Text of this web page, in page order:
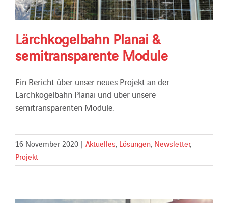
Lärchkogelbahn Planai &
semitransparente Module
Ein Bericht über unser neues Projekt an der
Lärchkogelbahn Planai und über unsere
semitransparenten Module.
16 November 2020 | Aktuelles, Lösungen, Newsletter,
Projekt